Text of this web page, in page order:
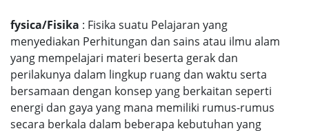
fysica/Fisika : Fisika suatu Pelajaran yang
menyediakan Perhitungan dan sains atau ilmu alam
yang mempelajari materi beserta gerak dan
perilakunya dalam lingkup ruang dan waktu serta
bersamaan dengan konsep yang berkaitan seperti
energi dan gaya yang mana memiliki rumus-rumus
secara berkala dalam beberapa kebutuhan yang